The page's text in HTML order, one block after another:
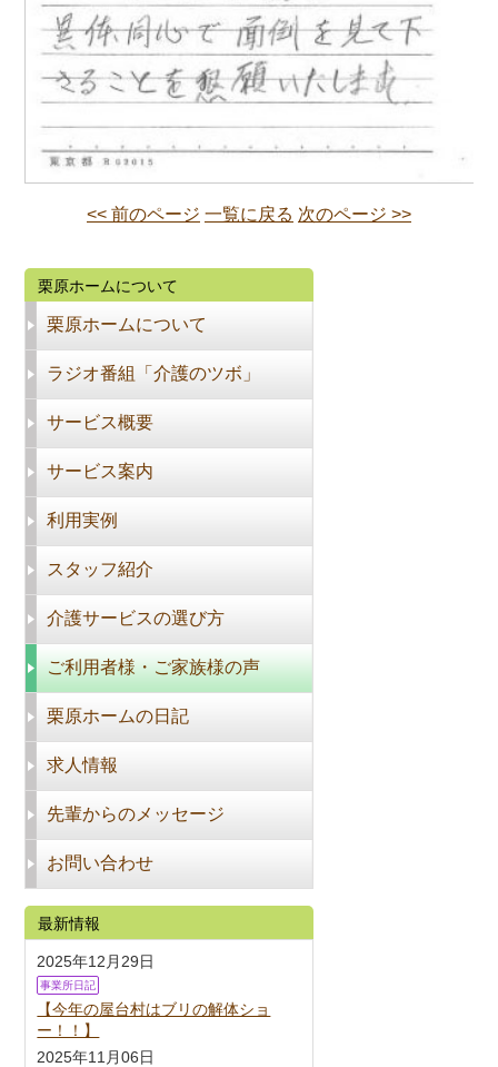
<< 前のページ 一覧に戻る 次のページ >>
栗原ホームについて
栗原ホームについて
ラジオ番組「介護のツボ」
サービス概要
サービス案内
利用実例
スタッフ紹介
介護サービスの選び方
ご利用者様・ご家族様の声
栗原ホームの日記
求人情報
先輩からのメッセージ
お問い合わせ
最新情報
2025年12月29日
事業所日記
【今年の屋台村はブリの解体ショ
ー！！】
2025年11月06日